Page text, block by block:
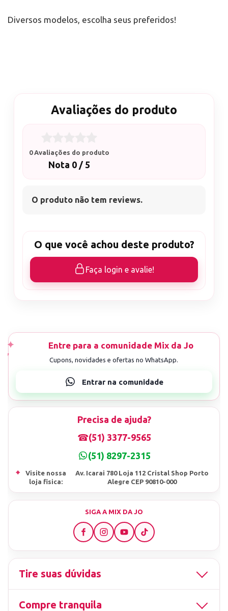
Diversos modelos, escolha seus preferidos!
Avaliações do produto
0 Avaliações do produto
Nota 0 / 5
O produto não tem reviews.
O que você achou deste produto?
Faça login e avalie!
Precisa de ajuda?
☎(51) 3377-9565
(51) 8297-2315
⌖
Visite nossa
loja fisica:
Av. Icarai 780 Loja 112 Cristal Shop Porto
Alegre CEP 90810-000
SIGA A MIX DA JO
Tire suas dúvidas
Compre tranquila